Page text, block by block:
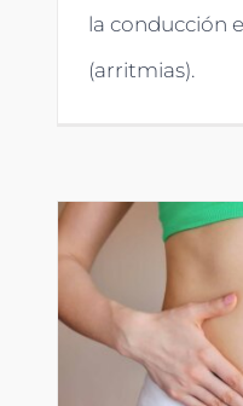
la conducción
(arritmias).